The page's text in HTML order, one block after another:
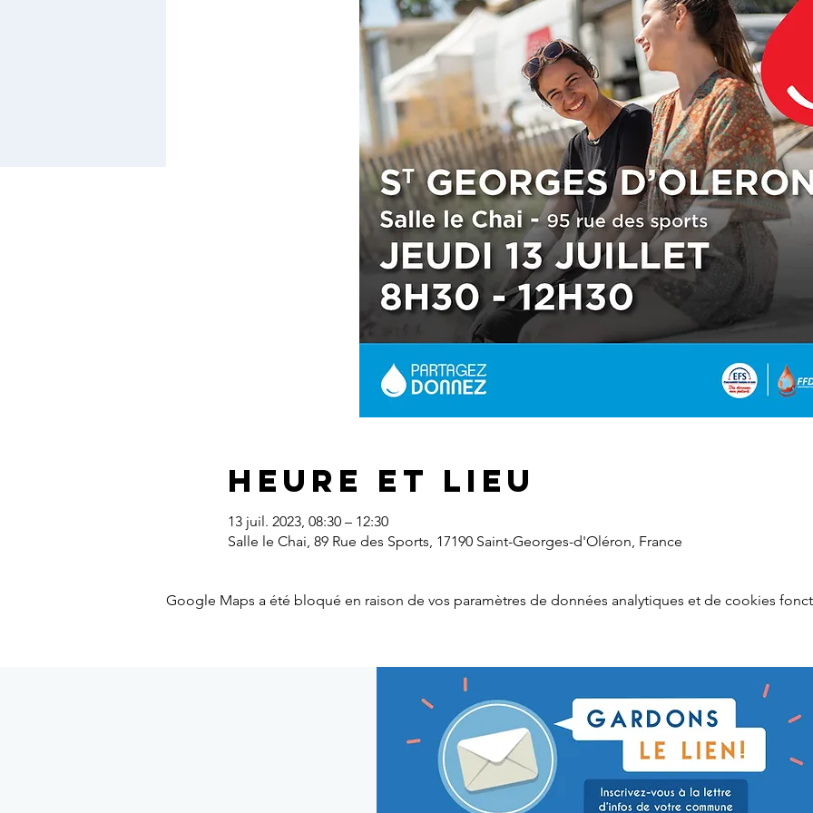
Heure et lieu
13 juil. 2023, 08:30 – 12:30
Salle le Chai, 89 Rue des Sports, 17190 Saint-Georges-d'Oléron, France
Google Maps a été bloqué en raison de vos paramètres de données analytiques et de cookies